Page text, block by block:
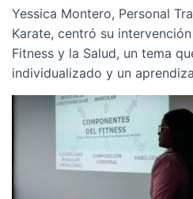
Yessica Montero, Personal
Karate, centró su
Fitness y la Salud, un tema
individualizado y un